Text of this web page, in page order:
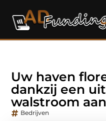
Uw haven
dankzij een
walstroom
Bedrijven